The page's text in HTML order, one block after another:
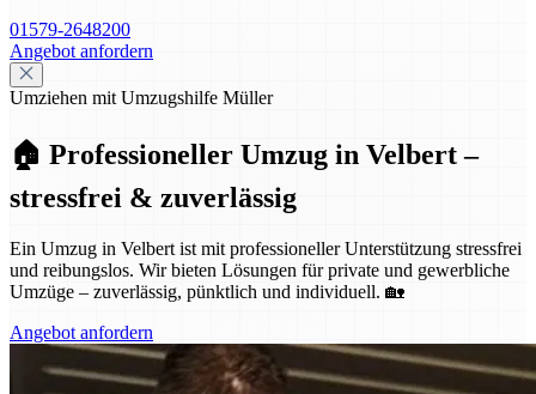
01579-2648200
Angebot anfordern
Umziehen mit Umzugshilfe Müller
🏠 Professioneller Umzug in Velbert –
stressfrei & zuverlässig
Ein Umzug in Velbert ist mit professioneller Unterstützung stressfrei
und reibungslos. Wir bieten Lösungen für private und gewerbliche
Umzüge – zuverlässig, pünktlich und individuell. 🏡
Angebot anfordern